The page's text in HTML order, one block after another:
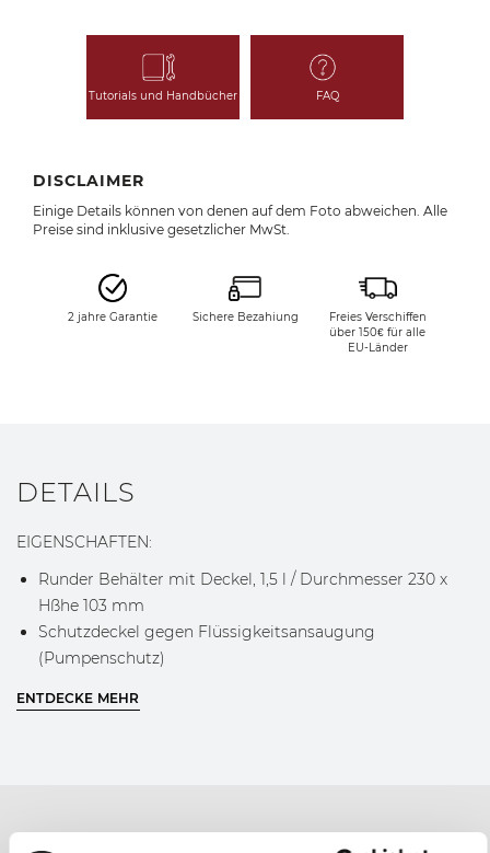
Tutorials und Handbücher FAQ
DISCLAIMER
Einige Details können von denen auf dem Foto abweichen. Alle
Preise sind inklusive gesetzlicher MwSt.
2 jahre Garantie Sichere Bezahiung
Freies Verschiffen
über 150€ für alle
EU-Länder
DETAILS
EIGENSCHAFTEN:
Runder Behälter mit Deckel, 1,5 l / Durchmesser 230 x
Hßhe 103 mm
Schutzdeckel gegen Flüssigkeitsansaugung
(Pumpenschutz)
würde für die Eignung zum Lebensmittelkontakt
Sanfter Spülgang ohne Deckel in der oberen Ablage des
ENTDECKE MEHR